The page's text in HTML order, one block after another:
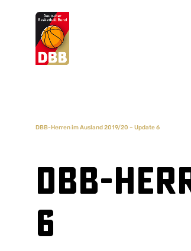
Suchvorschläge
DBB-Herren im Ausland 2019/20 – Update 6
DBB-
6